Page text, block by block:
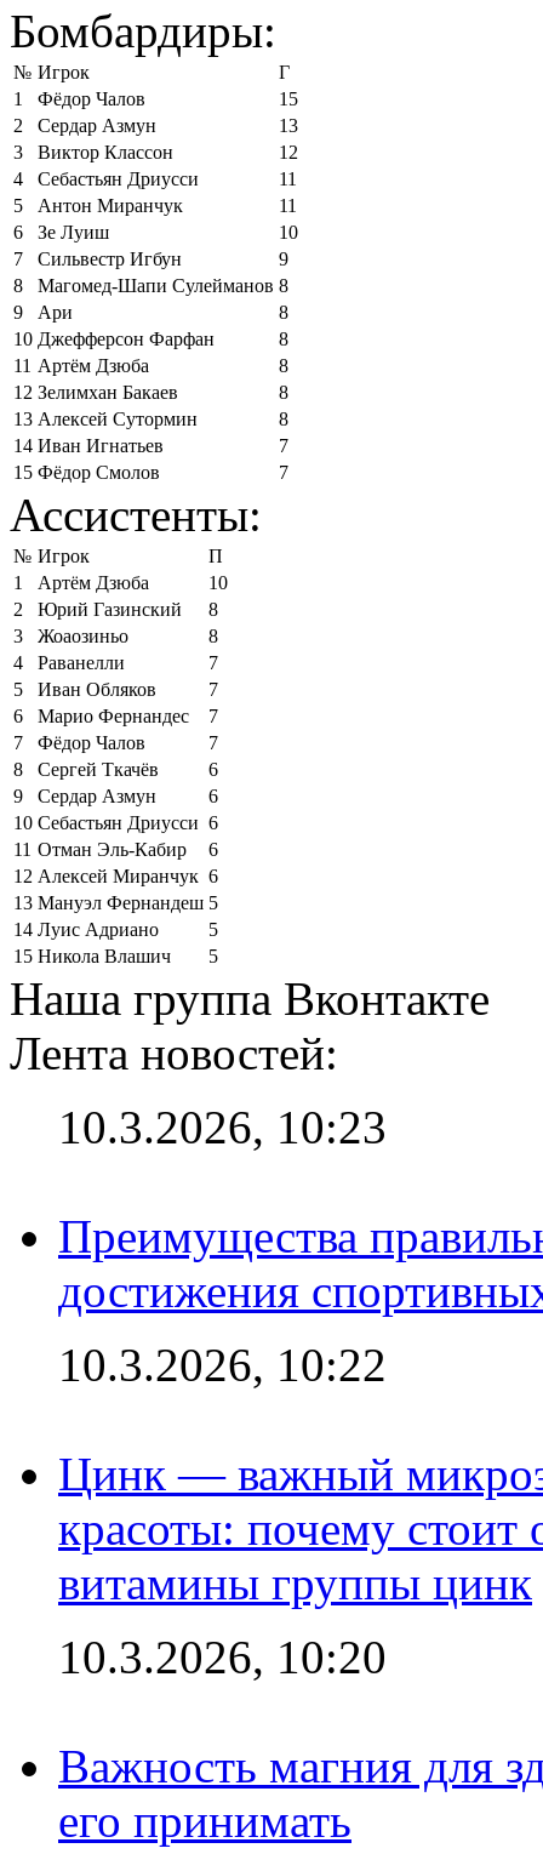
Бомбардиры:
№ Игрок
Г
1
Фёдор Чалов
15
2
Сердар Азмун
13
3
Виктор Классон
12
4
Себастьян Дриусси
11
5
Антон Миранчук
11
6
Зе Луиш
10
7
Сильвестр Игбун
9
8
Магомед-Шапи Сулейманов 8
9
Ари
8
10 Джефферсон Фарфан
8
11 Артём Дзюба
8
12 Зелимхан Бакаев
8
13 Алексей Сутормин
8
14 Иван Игнатьев
7
15 Фёдор Смолов 7
Ассистенты:
№ Игрок
П
1
Артём Дзюба
10
2
Юрий Газинский
8
3
Жоаозиньо
8
4
Раванелли
7
5
Иван Обляков
7
6
Марио Фернандес
7
7
Фёдор Чалов
7
8
Сергей Ткачёв
6
9
Сердар Азмун
6
10 Себастьян Дриусси 6
11 Отман Эль-Кабир
6
12 Алексей Миранчук 6
13 Мануэл Фернандеш 5
14 Луис Адриано
5
15 Никола Влашич 5
Наша группа Вконтакте
Лента новостей:
10.3.2026, 10:23
Преимущества
достижения
10.3.2026, 10:22
Цинк — важный
красоты: почему стоит
витамины группы цинк
10.3.2026, 10:20
Важность магния для
его принимать